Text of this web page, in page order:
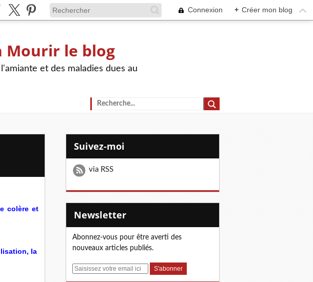
Connexion + Créer mon blog
Mourir le blog
et des maladies dues au
colère et
la
Suivez-moi
via RSS
Newsletter
Abonnez-vous pour être averti des
nouveaux articles publiés.
E